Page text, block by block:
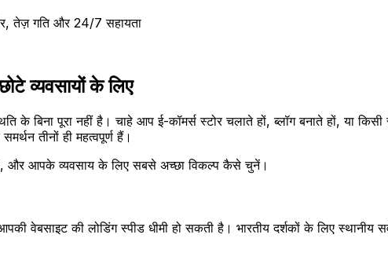
तेज़ गति और 24/7 सहायता
व्यवसायों के लिए
बिना पूरा नहीं है। चाहे आप ई-कॉमर्स स्टोर चलाते हों, ब्लॉग बनाते हों, या
तीनों ही महत्वपूर्ण हैं।
और आपके व्यवसाय के लिए सबसे अच्छा विकल्प कैसे चुनें।
वेबसाइट की लोडिंग स्पीड धीमी हो सकती है। भारतीय दर्शकों के लिए